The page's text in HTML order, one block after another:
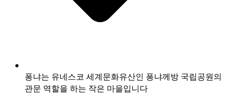
퐁냐는 유네스코 세계문화유산인 퐁냐께방 국립공원의
관문 역할을 하는 작은 마을입니다